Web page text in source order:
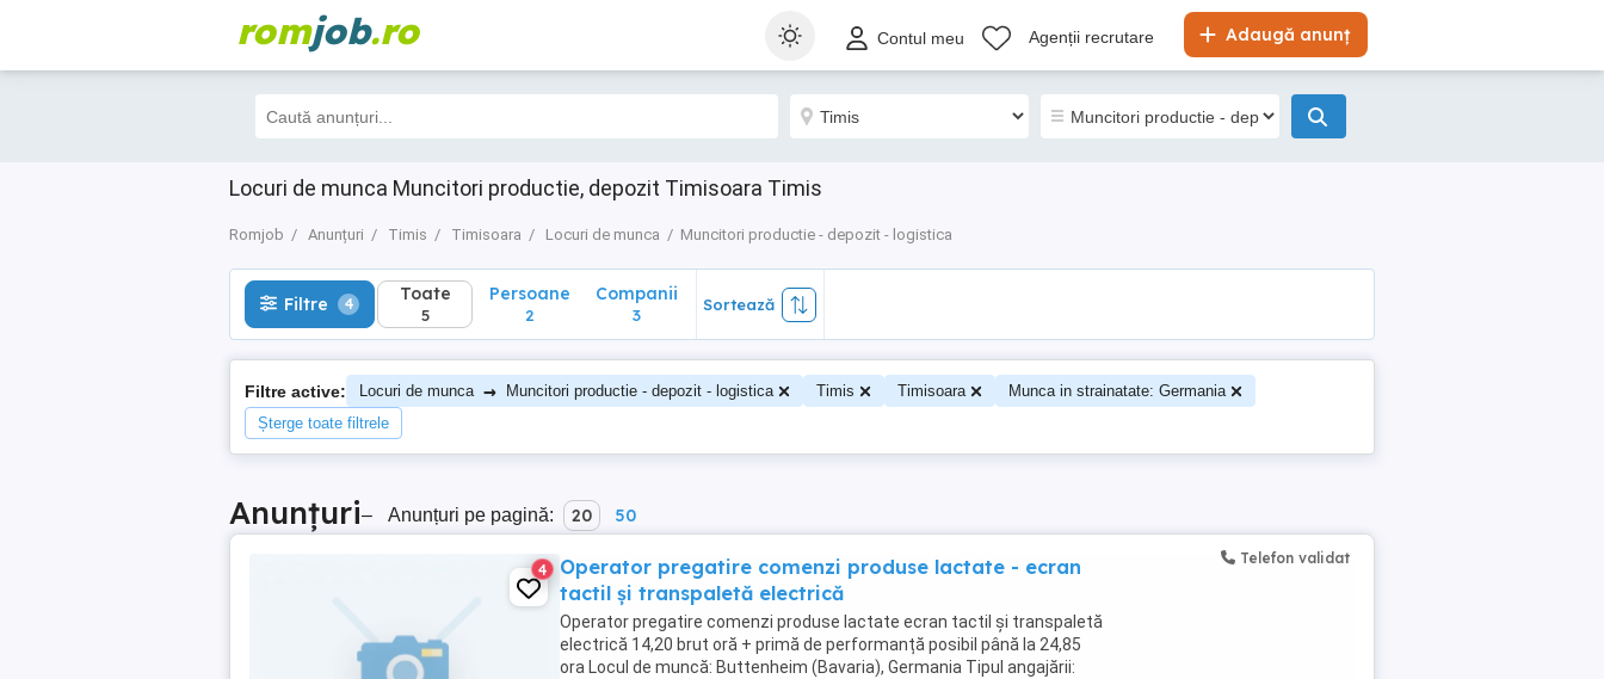
romjob.ro Adaugă anunț
Contul meu Agenții recrutare
Locuri de munca Muncitori productie, depozit Timisoara Timis
Romjob Anunțuri Timis Timisoara Locuri de munca Muncitori productie - depozit - logistica
Filtre 4 Toate
5
Filtre 4 Toate
5
Persoane
2
Companii
3
Sortează
Filtre active: Locuri de munca → Muncitori productie - depozit - logistica Timis Timisoara
Munca in strainatate: Germania
Șterge toate filtrele
Anunțuri– Anunțuri pe pagină: 20 50
4
Operator pregatire comenzi produse lactate - ecran
tactil și transpaletă electrică
Operator pregatire comenzi produse lactate ecran tactil și transpaletă
electrică 14,20 brut oră + primă de performanță posibil până la 24,85
ora Locul de muncă: Buttenheim (Bavaria), Germania Tipul angajării:
Telefon validat